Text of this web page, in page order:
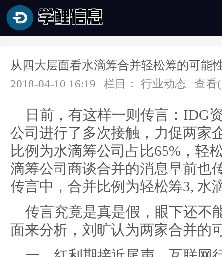
从四大层面看水滴筹合并轻松筹的可能
2018-04-10 16:19
栏目： 行业动态 查看(
日前，有这样一则传言：IDG
公司进行了多次接触，力促两家
比例为水滴筹公司占比65%，轻
滴筹公司商谈合并的消息早前也
传言中，合并比例为轻松筹3, 水
传言究竟是真是假，眼下还不
面来分析，刘旷认为两家合并的